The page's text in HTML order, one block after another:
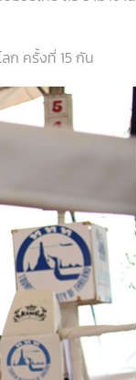
ก ครั้งที่ 15 กัน